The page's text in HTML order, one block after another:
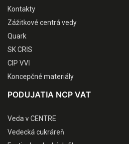
Kontakty
Zážitkové centrá vedy
Quark
SK CRIS
CIP VVI
Koncepčné materiály
PODUJATIA NCP VAT
Veda v CENTRE
Vedecká cukráreň